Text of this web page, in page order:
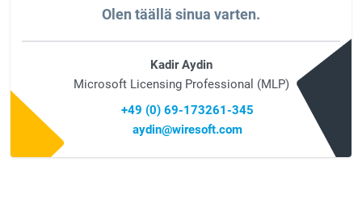
Olen täällä sinua varten.
Kadir Aydin
Microsoft Licensing Professional (MLP)
+49 (0) 69-173261-345
aydin@wiresoft.com